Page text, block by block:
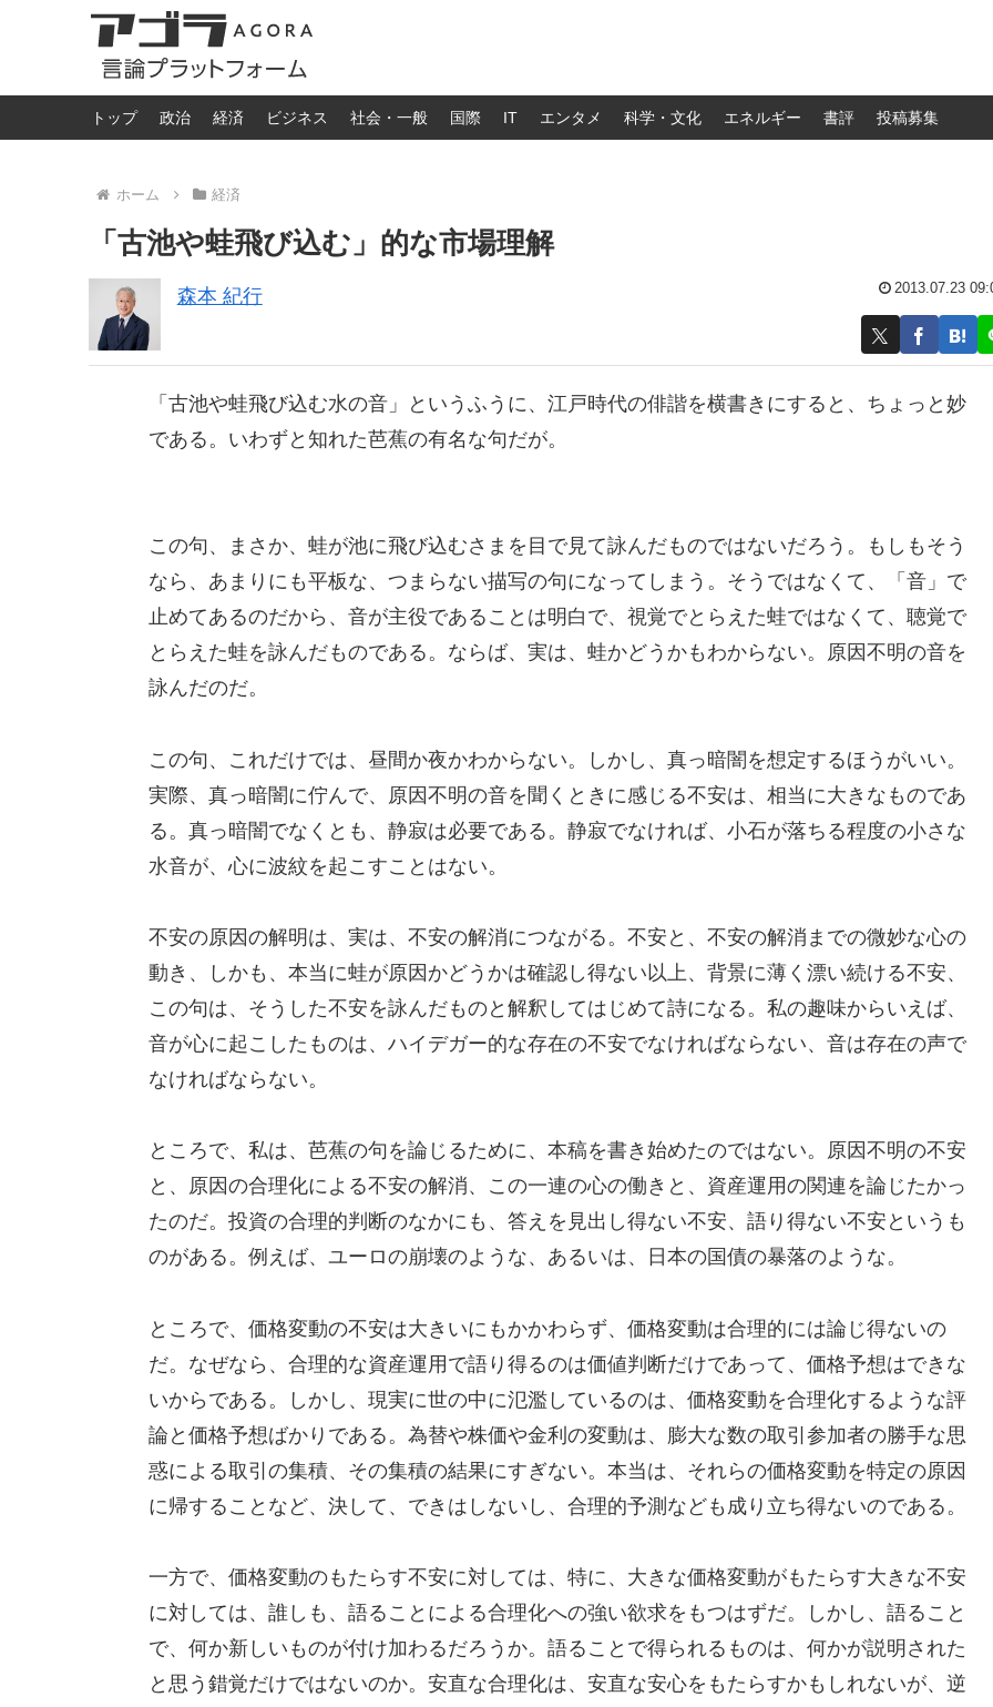
トップ 政治 経済 ビジネス 社会・一般 国際 IT エンタメ 科学・文化 エネルギー 書評 投稿募集
ホーム 経済
「古池や蛙飛び込む」的な市場理解
森本 紀行 2013.07.23
「古池や蛙飛び込む水の音」というふうに、江戸時代の俳諧を横書きにすると、ちょっと妙
である。いわずと知れた芭蕉の有名な句だが。
この句、まさか、蛙が池に飛び込むさまを目で見て詠んだものではないだろう。もしもそう
なら、あまりにも平板な、つまらない描写の句になってしまう。そうではなくて、「音」で
止めてあるのだから、音が主役であることは明白で、視覚でとらえた蛙ではなくて、聴覚で
とらえた蛙を詠んだものである。ならば、実は、蛙かどうかもわからない。原因不明の音を
詠んだのだ。
この句、これだけでは、昼間か夜かわからない。しかし、真っ暗闇を想定するほうがいい。
実際、真っ暗闇に佇んで、原因不明の音を聞くときに感じる不安は、相当に大きなものであ
る。真っ暗闇でなくとも、静寂は必要である。静寂でなければ、小石が落ちる程度の小さな
水音が、心に波紋を起こすことはない。
不安の原因の解明は、実は、不安の解消につながる。不安と、不安の解消までの微妙な心の
動き、しかも、本当に蛙が原因かどうかは確認し得ない以上、背景に薄く漂い続ける不安、
この句は、そうした不安を詠んだものと解釈してはじめて詩になる。私の趣味からいえば、
音が心に起こしたものは、ハイデガー的な存在の不安でなければならない、音は存在の声で
なければならない。
ところで、私は、芭蕉の句を論じるために、本稿を書き始めたのではない。原因不明の不安
と、原因の合理化による不安の解消、この一連の心の働きと、資産運用の関連を論じたかっ
たのだ。投資の合理的判断のなかにも、答えを見出し得ない不安、語り得ない不安というも
のがある。例えば、ユーロの崩壊のような、あるいは、日本の国債の暴落のような。
ところで、価格変動の不安は大きいにもかかわらず、価格変動は合理的には論じ得ないの
だ。なぜなら、合理的な資産運用で語り得るのは価値判断だけであって、価格予想はできな
いからである。しかし、現実に世の中に氾濫しているのは、価格変動を合理化するような評
論と価格予想ばかりである。為替や株価や金利の変動は、膨大な数の取引参加者の勝手な思
惑による取引の集積、その集積の結果にすぎない。本当は、それらの価格変動を特定の原因
に帰することなど、決して、できはしないし、合理的予測なども成り立ち得ないのである。
一方で、価格変動のもたらす不安に対しては、特に、大きな価格変動がもたらす大きな不安
に対しては、誰しも、語ることによる合理化への強い欲求をもつはずだ。しかし、語ること
で、何か新しいものが付け加わるだろうか。語ることで得られるものは、何かが説明された
と思う錯覚だけではないのか。安直な合理化は、安直な安心をもたらすかもしれないが、逆